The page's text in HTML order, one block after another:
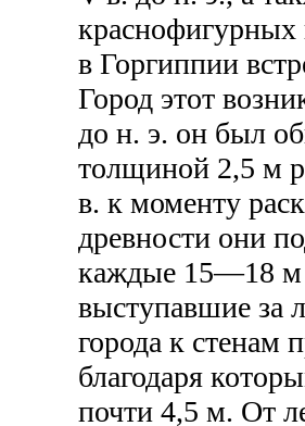
краснофигурных
в Горгиппии
Город этот
до н. э. он был
толщиной 2,5 м
в. к моменту
древности они
каждые 15—18 м
выступавшие за
города к
благодаря
почти 4,5 м. От